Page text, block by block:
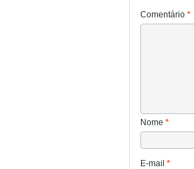
Comentário *
Nome *
E-mail *